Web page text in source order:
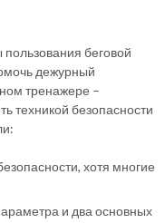
беговой
дежурный
тренажере –
техникой безопасности
хотя многие
и два основных